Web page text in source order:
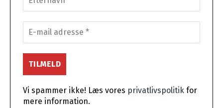
Vi spammer ikke! Læs vores privatlivspolitik for
mere information.